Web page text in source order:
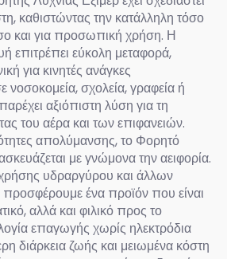
καθιστώντας την κατάλληλη τόσο
και για προσωπική χρήση. Η
επιτρέπει εύκολη μεταφορά,
για κινητές ανάγκες
νοσοκομεία, σχολεία, γραφεία ή
αξιόπιστη λύση για τη
του αέρα και των επιφανειών.
απολύμανσης, το Φορητό
με γνώμονα την αειφορία.
υδραργύρου και άλλων
ένα προϊόν που είναι
αλλά και φιλικό προς το
επαγωγής χωρίς ηλεκτρόδια
διάρκεια ζωής και μειωμένα κόστη